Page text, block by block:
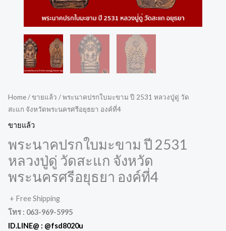
Home/ขายแล้ว / พระนาคปรกใบมะขาม ปี 2531 หลวงปู่ดู่ วัด
สะแก จังหวัดพระนครศรีอยุธยา องค์ที่4
ขายแล้ว
พระนาคปรกใบมะขาม ปี 2531
หลวงปู่ดู่ วัดสะแก จังหวัด
พระนครศรีอยุธยา องค์ที่4
+ Free Shipping
โทร : 063-969-5995
ID.LINE@ : @fsd8020u